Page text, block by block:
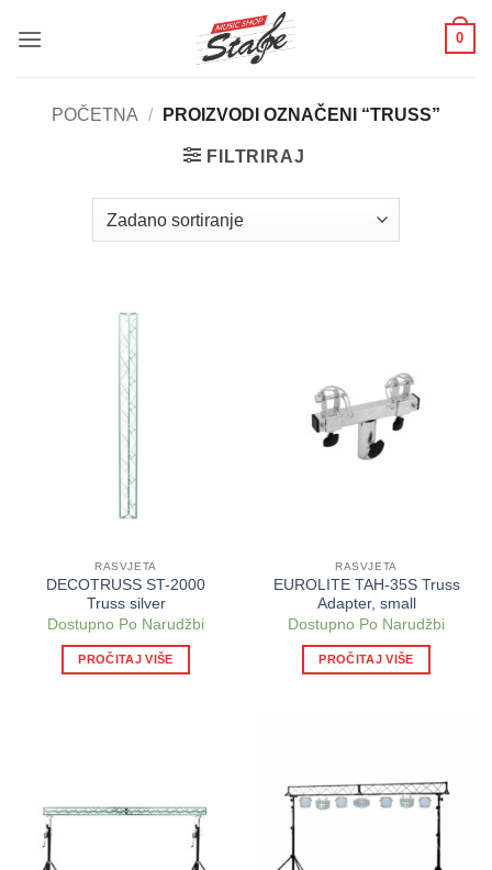
0
POČETNA / PROIZVODI OZNAČENI “TRUSS”
FILTRIRAJ
RASVJETA
DECOTRUSS ST-2000
Truss silver
Dostupno Po Narudžbi
PROČITAJ VIŠE
RASVJETA
EUROLITE TAH-35S Truss
Adapter, small
Dostupno Po Narudžbi
PROČITAJ VIŠE